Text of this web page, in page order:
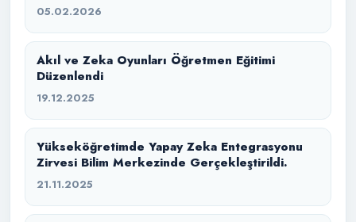
05.02.2026
Akıl ve Zeka Oyunları Öğretmen Eğitimi
Düzenlendi
19.12.2025
Yükseköğretimde Yapay Zeka Entegrasyonu
Zirvesi Bilim Merkezinde Gerçekleştirildi.
21.11.2025